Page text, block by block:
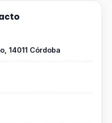
14011 Córdoba